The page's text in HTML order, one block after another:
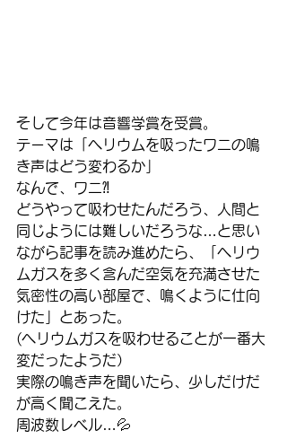
そして今年は音響学賞を受賞。
テーマは「ヘリウムを吸ったワニの鳴
き声はどう変わるか」
なんで、ワニ⁈
どうやって吸わせたんだろう、人間と
同じようには難しいだろうな…と思い
ながら記事を読み進めたら、「ヘリウ
ムガスを多く含んだ空気を充満させた
気密性の高い部屋で、鳴くように仕向
けた」とあった。
(ヘリウムガスを吸わせることが一番大
変だったようだ）
実際の鳴き声を聞いたら、少しだけだ
が高く聞こえた。
周波数レベル…💦